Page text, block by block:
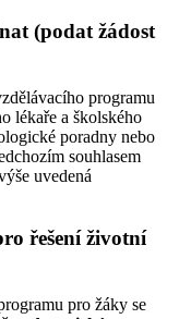
(podat žádost
programu
lékaře a školského
poradny nebo
souhlasem
uvedená
řešení životní
pro žáky se